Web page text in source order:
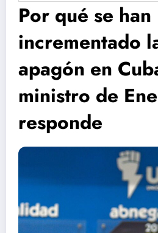
Por qué se han
incrementado
apagón en
ministro de
responde